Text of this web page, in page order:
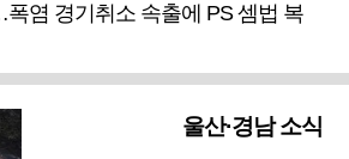
염 경기취소 속출에 PS 셈법 복
울산·경남 소식